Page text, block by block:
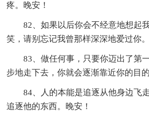
疼。晚安！
82、如果以后你会不经意地想起
笑，请别忘记我曾那样深深地爱过你
83、做任何事，只要你迈出了第
步地走下去，你就会逐渐靠近你的目
84、人的本能是追逐从他身边飞
追逐他的东西。晚安！